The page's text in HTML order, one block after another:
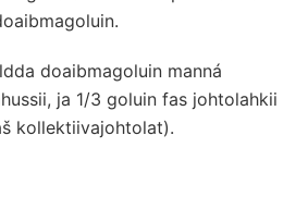
doaibmagoluin manná
ja 1/3 goluin fas johtolahkii
kollektiivajohtolat).